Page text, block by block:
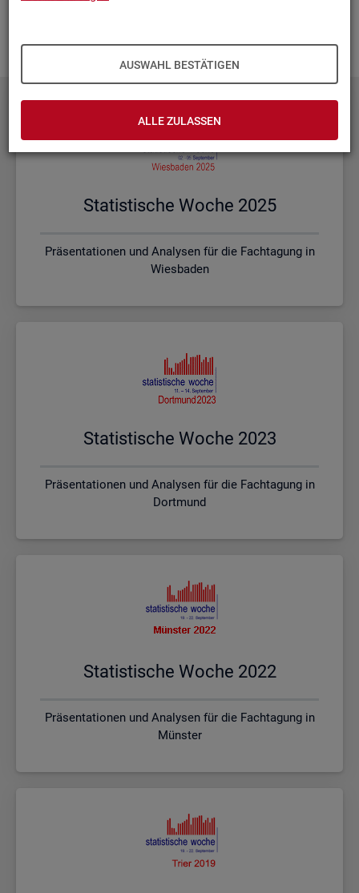
AUSWAHL BESTÄTIGEN
ALLE ZULASSEN
Sta­tis­ti­sche Woche 2025
Präsentationen und Analysen für die Fachtagung in
Wiesbaden
Sta­tis­ti­sche Woche 2023
Präsentationen und Analysen für die Fachtagung in
Dortmund
Sta­tis­ti­sche Woche 2022
Präsentationen und Analysen für die Fachtagung in
Münster